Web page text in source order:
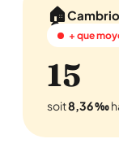
🏠
+ que
15
soit8,36 ‰